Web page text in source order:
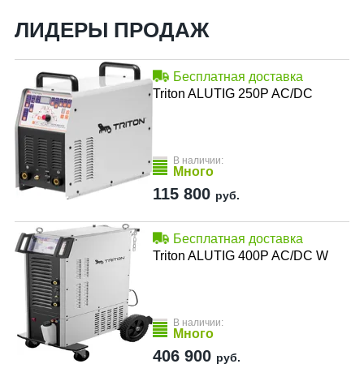
ЛИДЕРЫ ПРОДАЖ
Бесплатная доставка
Triton ALUTIG 250P AC/DC
В наличии:
Много
115 800 руб.
Бесплатная доставка
Triton ALUTIG 400P AC/DC W
В наличии:
Много
406 900 руб.